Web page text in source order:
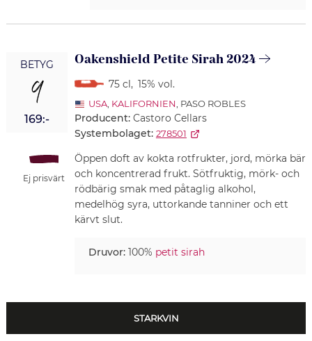
BETYG
9
169:-
Ej prisvärt
Oakenshield Petite Sirah 2024
75 cl, 15% vol.
USA, KALIFORNIEN, PASO ROBLES
Producent: Castoro Cellars
Systembolaget: 278501
Öppen doft av kokta rotfrukter, jord, mörka bär
och koncentrerad frukt. Sötfruktig, mörk- och
rödbärig smak med påtaglig alkohol,
medelhög syra, uttorkande tanniner och ett
kärvt slut.
Druvor:100% petit sirah
STARKVIN